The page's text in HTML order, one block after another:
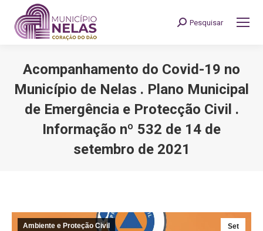
Search:
Pesquisar
Acompanhamento do Covid-19 no
Município de Nelas . Plano Municipal
de Emergência e Protecção Civil .
Informação nº 532 de 14 de
setembro de 2021
Set
Ambiente e Proteção Civil